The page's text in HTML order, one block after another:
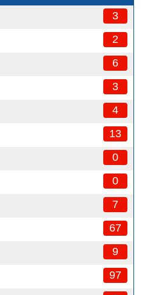
3
2
6
3
4
13
0
0
7
67
9
97